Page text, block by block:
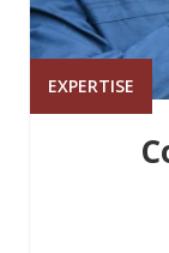
EXPERTISE